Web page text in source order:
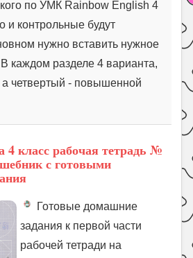
по УМК Rainbow English 4
и контрольные будут
нужно вставить нужное
каждом разделе 4 варианта,
а четвертый - повышенной
класс рабочая тетрадь №
с готовыми
Готовые домашние
задания к первой части
рабочей тетради на